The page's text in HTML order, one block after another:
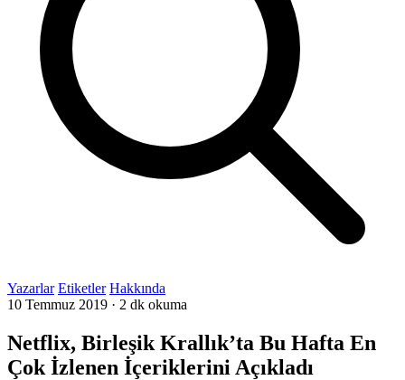
Yazarlar Etiketler Hakkında
10 Temmuz 2019 · 2 dk okuma
Netflix, Birleşik Krallık’ta Bu Hafta En
Çok İzlenen İçeriklerini Açıkladı